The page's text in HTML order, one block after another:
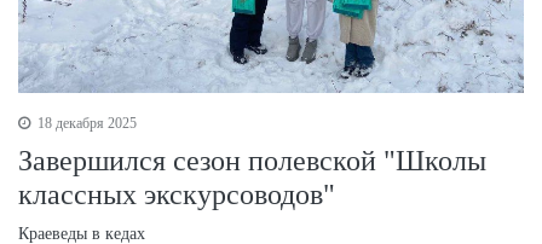
18 декабря 2025
Завершился сезон полевской "Школы
классных экскурсоводов"
Краеведы в кедах